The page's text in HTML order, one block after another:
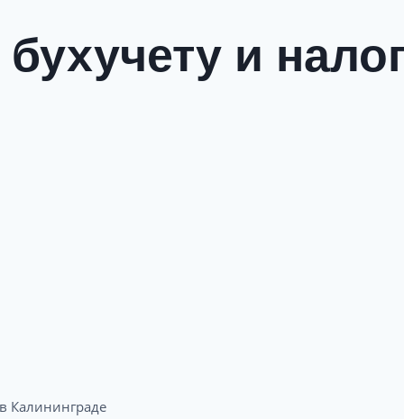
и
Калининграде​